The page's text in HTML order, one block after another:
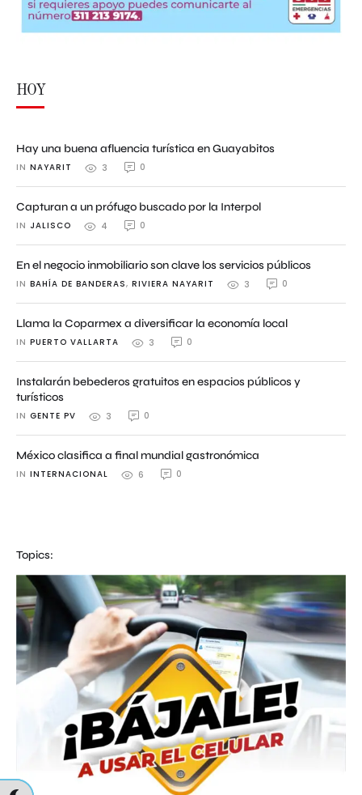
HOY
Hay una buena afluencia turística en Guayabitos
IN NAYARIT 3 0
Capturan a un prófugo buscado por la Interpol
IN JALISCO 4 0
En el negocio inmobiliario son clave los servicios públicos
IN BAHÍA DE BANDERAS, RIVIERA NAYARIT 3 0
Llama la Coparmex a diversificar la economía local
IN PUERTO VALLARTA 3 0
Instalarán bebederos gratuitos en espacios públicos y
turísticos
IN GENTE PV 3 0
México clasifica a final mundial gastronómica
IN INTERNACIONAL 6 0
Topics: